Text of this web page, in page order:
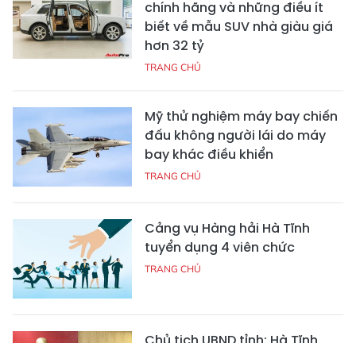
chính hãng và những điều ít
biết về mẫu SUV nhà giàu giá
hơn 32 tỷ
TRANG CHỦ
Mỹ thử nghiệm máy bay chiến
đấu không người lái do máy
bay khác điều khiển
TRANG CHỦ
Cảng vụ Hàng hải Hà Tĩnh
tuyển dụng 4 viên chức
TRANG CHỦ